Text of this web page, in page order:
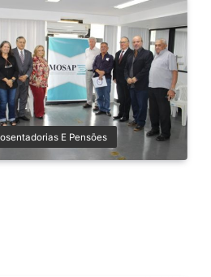
E Pensões